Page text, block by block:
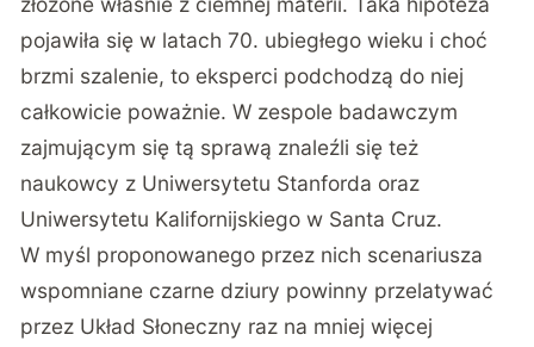
pojawiła się w latach 70. ubiegłego wieku i choć
brzmi szalenie, to eksperci podchodzą do niej
całkowicie poważnie. W zespole badawczym
zajmującym się tą sprawą znaleźli się też
naukowcy z Uniwersytetu Stanforda oraz
Uniwersytetu Kalifornijskiego w Santa Cruz.
W myśl proponowanego przez nich scenariusza
wspomniane czarne dziury powinny przelatywać
przez Układ Słoneczny raz na mniej więcej